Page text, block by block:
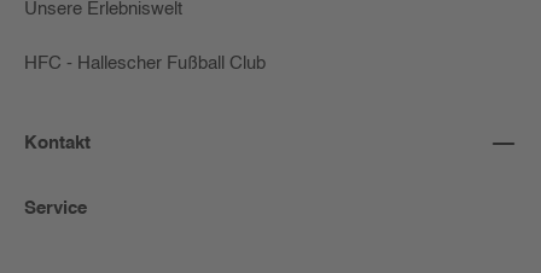
Unsere Erlebniswelt
HFC - Hallescher Fußball Club
Kontakt
Service